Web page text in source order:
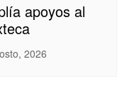
apoyos al
2026